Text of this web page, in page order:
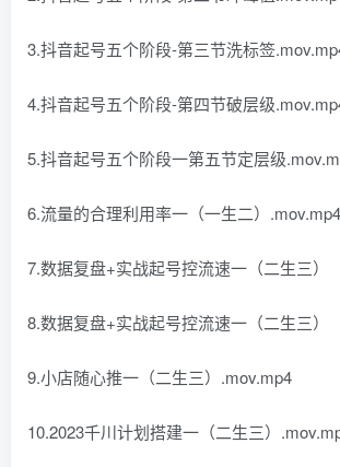
3.抖音起号五个阶段-第三节洗标签
4.抖音起号五个阶段-第四节破层级
5.抖音起号五个阶段一第五节定层级
6.流量的合理利用率一（一生二）.mov.mp4
7.数据复盘+实战起号控流速一（二生三）
8.数据复盘+实战起号控流速一（二生三）
9.小店随心推一（二生三）.mov.mp4
10.2023千川计划搭建一（二生三）